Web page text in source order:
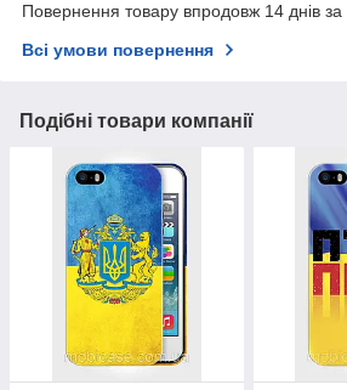
Повернення товару впродовж 14 днів
Всі умови повернення
Подібні товари компанії